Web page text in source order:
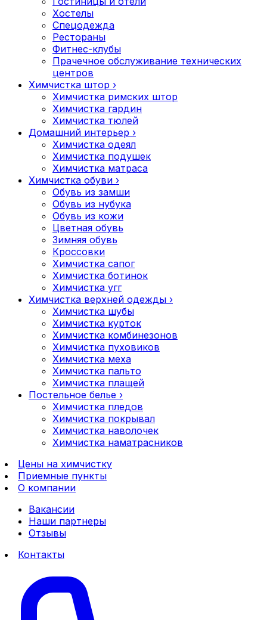
Хостелы
Спецодежда
Рестораны
Фитнес-клубы
Прачечное обслуживание технических
центров
Химчистка штор ›
Химчистка римских штор
Химчистка гардин
Химчистка тюлей
Домашний интерьер ›
Химчистка одеял
Химчистка подушек
Химчистка матраса
Химчистка обуви ›
Обувь из замши
Обувь из нубука
Обувь из кожи
Цветная обувь
Зимняя обувь
Кроссовки
Химчистка сапог
Химчистка ботинок
Химчистка угг
Химчистка верхней одежды ›
Химчистка шубы
Химчистка курток
Химчистка комбинезонов
Химчистка пуховиков
Химчистка меха
Химчистка пальто
Химчистка плащей
Постельное белье ›
Химчистка пледов
Химчистка покрывал
Химчистка наволочек
Химчистка наматрасников
Цены на химчистку
Приемные пункты
О компании
Вакансии
Наши партнеры
Отзывы
Контакты